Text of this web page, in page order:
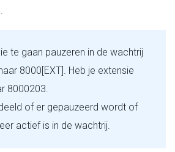
te gaan pauzeren in de wachtrij
8000[EXT]. Heb je extensie
8000203.
of er gepauzeerd wordt of
actief is in de wachtrij.